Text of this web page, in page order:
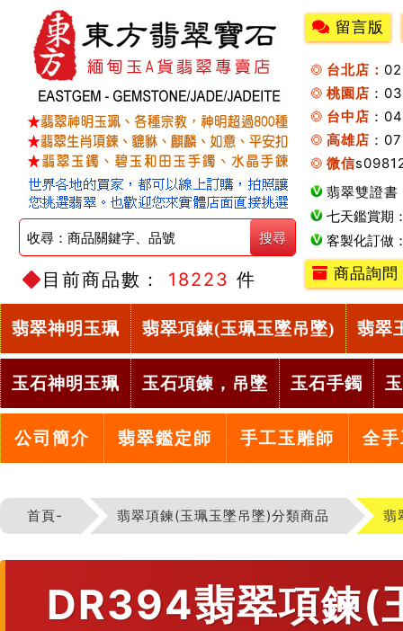
目前商品數： 18223 件
留言版
台北店：
桃園店 ：
台中店 ：
高雄店 ：
微信
翡翠雙證書
七天鑑賞期
客製化訂做
商品詢問
翡翠神明玉珮 翡翠項鍊(玉珮玉墜吊墜) 翡翠
玉石神明玉珮 玉石項鍊，吊墜 玉石手鐲
公司簡介 翡翠鑑定師 手工玉雕師 全
首頁- 翡翠項鍊(玉珮玉墜吊墜)分類商品 翡
DR394翡翠項鍊(